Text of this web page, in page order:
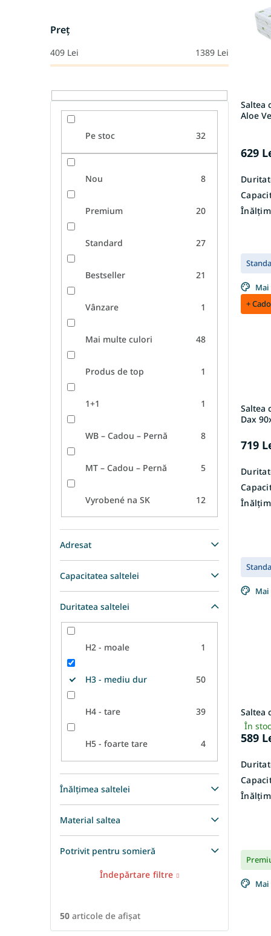
Preţ
409 Lei 1389 Lei
Pe stoc 32
Nou 8
Premium 20
Standard 27
Bestseller 21
Vânzare 1
Mai multe culori 48
Produs de top 1
1+1 1
WB – Cadou – Pernă 8
MT – Cadou – Pernă 5
Vyrobené na SK 12
Adresat
Capacitatea saltelei
Duritatea saltelei
H2 - moale 1
H3 - mediu dur 50
H4 - tare 39
H5 - foarte tare 4
Înălțimea saltelei
Material saltea
Potrivit pentru somieră
Îndepărtare filtre
50 articole de afişat
u
l
i
Saltea
Aloe
629
+
Saltea
Dax
719
Saltea
În
589